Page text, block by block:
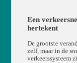
Een
hertekent
De grootste
zelf, maar in de
verkeerssysteem